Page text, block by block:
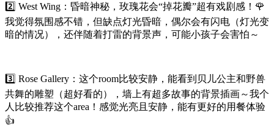
2️⃣ West Wing：昏暗神秘，玫瑰花会“掉花瓣”超有戏剧感！🌹
我觉得氛围感不错，但缺点灯光昏暗，偶尔会有闪电（灯光变
暗的情况），还伴随着打雷的背景声，可能小孩子会害怕～
3️⃣ Rose Gallery：这个room比较安静，能看到贝儿公主和野兽
共舞的雕塑（超好看的），墙上有超多故事的背景插画～我个
人比较推荐这个area！感觉光亮且安静，能有更好的用餐体验
👍